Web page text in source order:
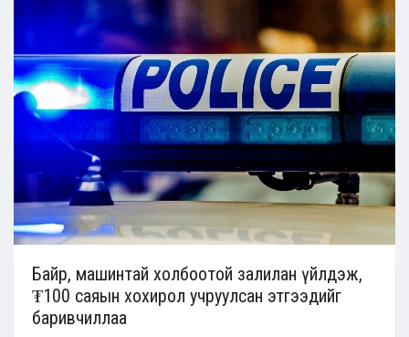
Байр, машинтай холбоотой залилан үйлдэж,
₮100 саяын хохирол учруулсан этгээдийг
баривчиллаа